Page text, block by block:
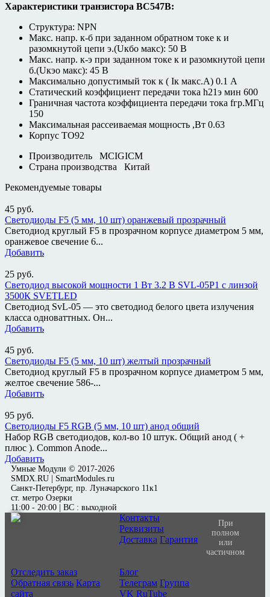
Характеристики транзистора BC547B:
Структура: NPN
Макс. напр. к-б при заданном обратном токе к и
разомкнутой цепи э.(Uкбо макс): 50 В
Макс. напр. к-э при заданном токе к и разомкнутой цепи
б.(Uкэо макс): 45 В
Максимально допустимый ток к ( Iк макс.А) 0.1 А
Статический коэффициент передачи тока h21э мин 600
Граничная частота коэффициента передачи тока fгр.МГц
150
Максимальная рассеиваемая мощность ,Вт 0.63
Корпус TO92
Производитель
MCIGICM
Страна производства
Китай
Рекомендуемые товары
45 руб.
Светодиоды F5 (5 мм, 10 шт) оранжевый прозрачный
Светодиод круглый F5 в прозрачном корпусе диаметром 5 мм,
оранжевое свечение 6...
Добавить
25 руб.
Светодиод высокой мощности 1 Вт 3.2 В SVL-05P1 с линзой
3500К SVETLED
Светодиод SvL-05 — это светодиод белого цвета излучения
класса одноваттных. Он...
Добавить
45 руб.
Светодиоды F5 (5 мм, 10 шт) желтый прозрачный
Светодиод круглый F5 в прозрачном корпусе диаметром 5 мм,
желтое свечение 586-...
Добавить
95 руб.
Светодиоды F5 RGB (5 мм, 10 шт) анод общий
Набор RGB светодиодов, кол-во 10 штук. Общий анод ( +
плюс ). Common Anode...
Добавить
Умные Модули © 2017-2026
SMDX.RU | SmartModules.ru
Санкт-Петербург, пр. Луначарского 11к1
ст. метро Озерки
11:00 - 20:00 | ВС : выходной
Контакты
Реквизиты
Доставка Гарантия
Отследить заказ
Обратная связь Карта
сайта
Блог
Телеграм Группа
VK RuTube
При
полном
или
частичном